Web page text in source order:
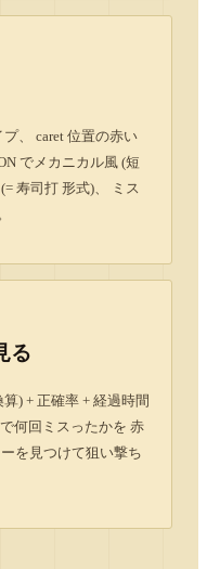
、 caret 位置の赤い
でメカニカル風 (短
寿司打 形式)、 ミス
る
) + 正確率 + 経過時間
何回ミスったかを 赤
を見つけて狙い撃ち